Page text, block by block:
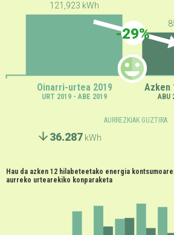
Oinarri-urtea 2019 Azken
URT 2019 - ABE 2019 ABU
121,923 kWh
-29%
AURREZKIAK GUZTIRA
36.287kWh
Hau da azken 12 hilabeteetako energia
aurreko urtearekiko konparaketa